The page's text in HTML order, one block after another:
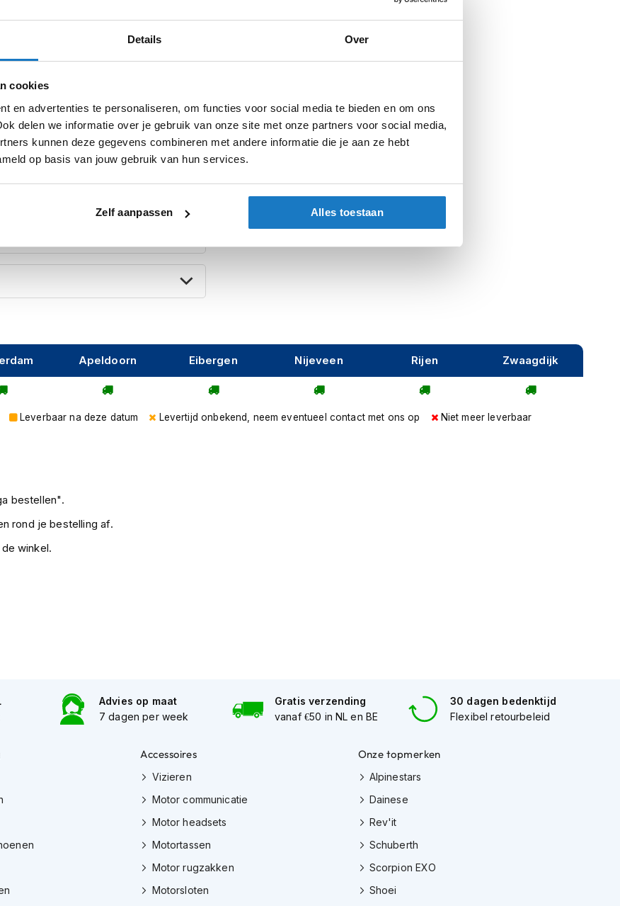
Details Over
cookies
en advertenties te personaliseren, om functies voor social media te bieden en om ons
delen we informatie over je gebruik van onze site met onze partners voor social media,
kunnen deze gegevens combineren met andere informatie die je aan ze hebt
op basis van jouw gebruik van hun services.
Zelf aanpassen Alles toestaan
BARRACUDA met de beste
tegelijkertijd te waarborgen.
de sterkte en de mogelijkheid om de
(exclusieve BARRACUDA techniek)
kan worden middels een
Alle BARRACUDA
instructie en complete bevestiging set,
van de motorfiets.
met een maximale wettelijk
bevestigingsmaterialen monteert
om ook de LED
bestellen en te monteren.
knipperlichten.
Merk Barracuda
Categorie Kentekenplaat houders
Producttype Parts
Apeldoorn Eibergen Nijeveen Rijen Zwaagdijk
Leverbaar na deze datum Levertijd onbekend, neem eventueel contact met ons op Niet meer leverbaar
bestellen".
rond je bestelling af.
winkel.
Advies op maat
7 dagen per week
Gratis verzending
vanaf €50 in NL en BE
30 dagen bedenktijd
Flexibel retourbeleid
Accessoires
Vizieren
Motor communicatie
Motor headsets
Motortassen
Motor rugzakken
Motorsloten
Onze topmerken
Alpinestars
Dainese
Rev'it
Schuberth
Scorpion EXO
Shoei